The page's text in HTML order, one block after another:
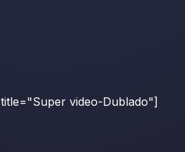
title="Super video-Dublado"]